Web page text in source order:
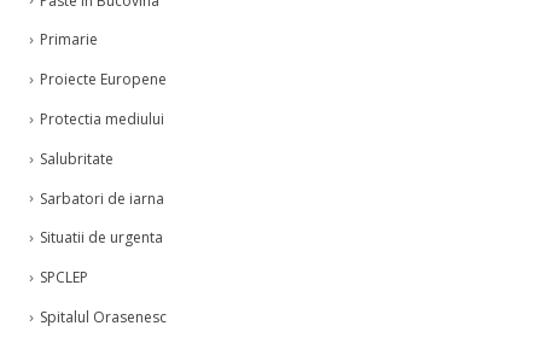
Situatii de urgenta